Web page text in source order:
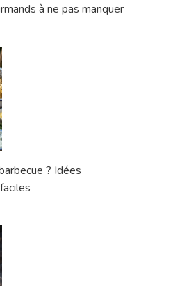
à ne pas manquer
? Idées